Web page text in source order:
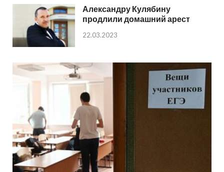
Александру Кулябину
продлили домашний арест
22.03.2023